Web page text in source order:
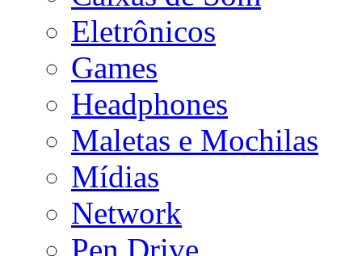
Eletrônicos
Games
Headphones
Maletas e Mochilas
Mídias
Network